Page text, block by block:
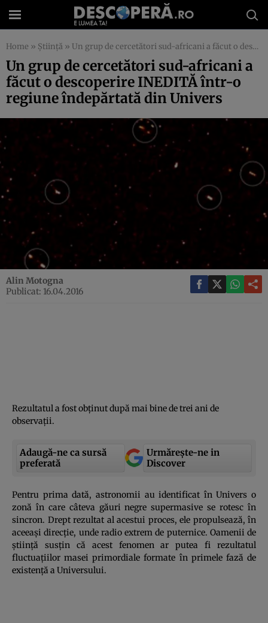
Home » Știință » Un grup de cercetători sud-africani a făcut o descoperire INEDITĂ într-o regiune îndepărtată din Univers
Un grup de cercetători sud-africani a
făcut o descoperire INEDITĂ într-o
regiune îndepărtată din Univers
Alin Motogna
Publicat: 16.04.2016
Rezultatul a fost obţinut după mai bine de trei ani de
observaţii.
Adaugă-ne ca sursă
preferată
Urmărește-ne in
Discover
Pentru prima dată, astronomii au identificat în Univers o
zonă în care câteva găuri negre supermasive se rotesc în
sincron. Drept rezultat al acestui proces, ele propulsează, în
aceeaşi direcţie, unde radio extrem de puternice. Oamenii de
ştiinţă susţin că acest fenomen ar putea fi rezultatul
fluctuaţiilor masei primordiale formate în primele fază de
existenţă a Universului.